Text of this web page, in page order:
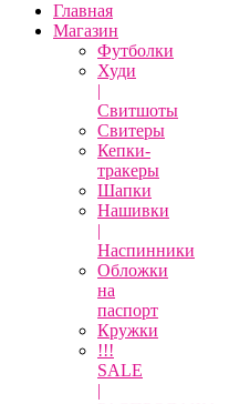
Главная
Магазин
Футболки
Худи
|
Свитшоты
Свитеры
Кепки-
тракеры
Шапки
Нашивки
|
Наспинники
Обложки
на
паспорт
Кружки
!!!
SALE
|